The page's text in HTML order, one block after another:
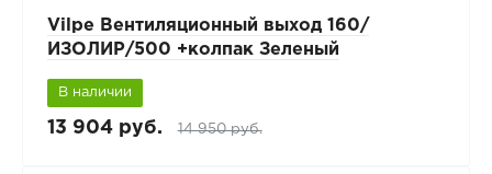
Vilpe Вентиляционный выход 160/
ИЗОЛИР/500 +колпак Зеленый
В наличии
13 904 руб. 14 950 руб.